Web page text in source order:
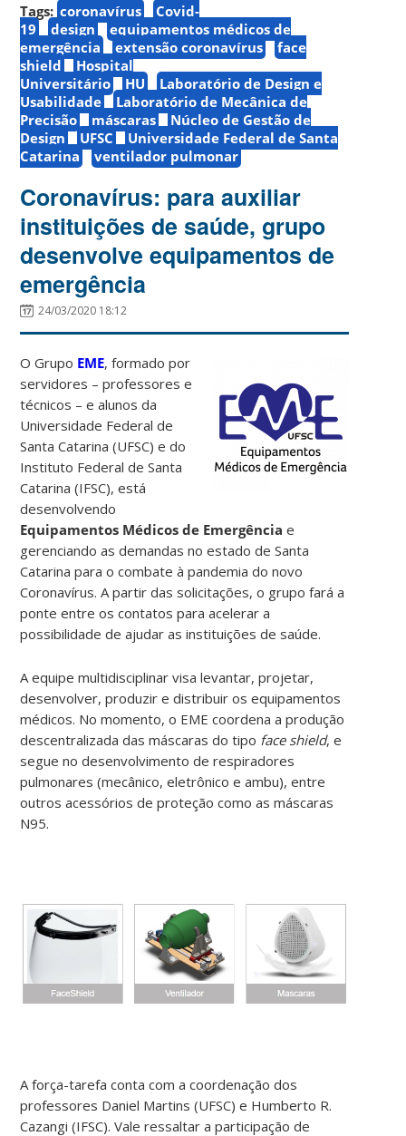
Tags: coronavírus
Covid-
19
design
equipamentos médicos de
emergência
extensão coronavírus
face
shield
Hospital
Universitário
HU
Laboratório de Design e
Usabilidade
Laboratório de Mecânica de
Precisão
máscaras
Núcleo de Gestão de
Design
UFSC
Universidade Federal de Santa
Catarina
ventilador pulmonar
Coronavírus: para auxiliar
instituições de saúde, grupo
desenvolve equipamentos de
emergência
24/03/2020 18:12
O Grupo EME, formado por
servidores – professores e
técnicos – e alunos da
Universidade Federal de
Santa Catarina (UFSC) e do
Instituto Federal de Santa
Catarina (IFSC), está
desenvolvendo
Equipamentos Médicos de Emergência e
gerenciando as demandas no estado de Santa
Catarina para o combate à pandemia do novo
Coronavírus. A partir das solicitações, o grupo fará a
ponte entre os contatos para acelerar a
possibilidade de ajudar as instituições de saúde.
A equipe multidisciplinar visa levantar, projetar,
desenvolver, produzir e distribuir os equipamentos
médicos. No momento, o EME coordena a produção
descentralizada das máscaras do tipo face shield, e
segue no desenvolvimento de respiradores
pulmonares (mecânico, eletrônico e ambu), entre
outros acessórios de proteção como as máscaras
N95.
A força-tarefa conta com a coordenação dos
professores Daniel Martins (UFSC) e Humberto R.
Cazangi (IFSC). Vale ressaltar a participação de